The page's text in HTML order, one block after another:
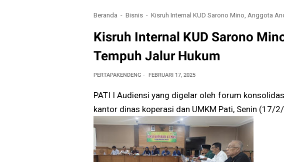
Beranda Bisnis Kisruh Internal KUD Sarono Mino, Anggota
Kisruh Internal KUD Sarono
Tempuh Jalur Hukum
PERTAPAKENDENG FEBRUARI 17, 2025
PATI I Audiensi yang digelar oleh forum
kantor dinas koperasi dan UMKM Pati, Senin (17/